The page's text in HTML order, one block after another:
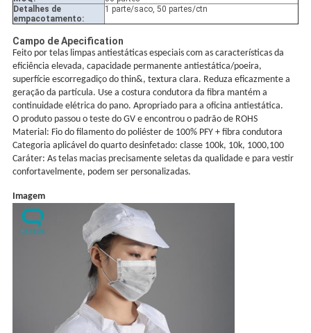
Detalhes de
empacotamento:
1 parte/saco, 50 partes/ctn
Campo de Apecification
Feito por telas limpas antiestáticas especiais com as características da
eficiência elevada, capacidade permanente antiestática/poeira,
superfície escorregadiço do thin&, textura clara. Reduza eficazmente a
geração da partícula. Use a costura condutora da fibra mantém a
continuidade elétrica do pano. Apropriado para a oficina antiestática.
O produto passou o teste do GV e encontrou o padrão de ROHS
Material: Fio do filamento do poliéster de 100% PFY + fibra condutora
Categoria aplicável do quarto desinfetado: classe 100k, 10k, 1000,100
Caráter: As telas macias precisamente seletas da qualidade e para vestir
confortavelmente, podem ser personalizadas.
Imagem